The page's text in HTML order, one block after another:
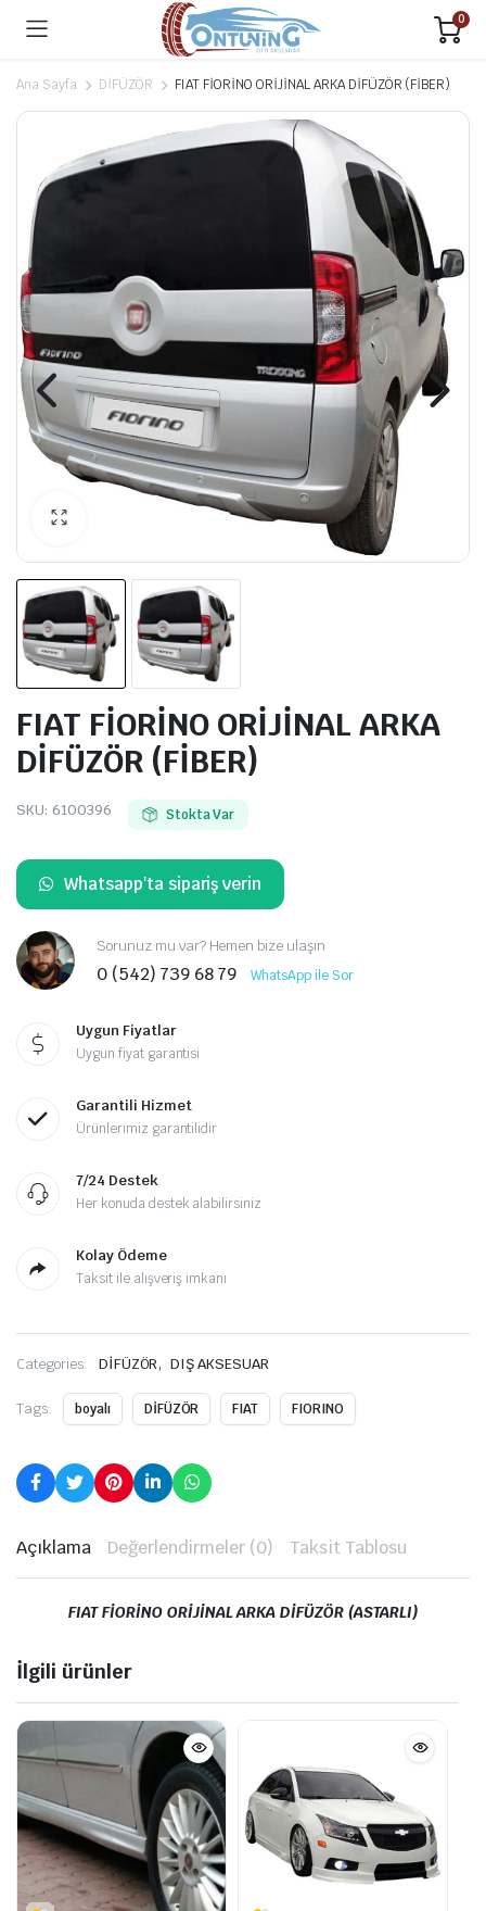
0
Ana Sayfa DİFÜZÖR FIAT FİORİNO ORİJİNAL ARKA DİFÜZÖR (FİBER)
FIAT FİORİNO ORİJİNAL ARKA
DİFÜZÖR (FİBER)
SKU: 6100396 Stokta Var
Whatsapp'ta sipariş verin
Sorunuz mu var? Hemen bize ulaşın
0 (542) 739 68 79 WhatsApp ile Sor
Uygun Fiyatlar
Uygun fiyat garantisi
Garantili Hizmet
Ürünlerimiz garantilidir
7/24 Destek
Her konuda destek alabilirsiniz
Kolay Ödeme
Taksit ile alışveriş imkanı
Categories: DİFÜZÖR, DIŞ AKSESUAR
Tags: boyalı DİFÜZÖR FIAT FIORINO
Açıklama Değerlendirmeler (0) Taksit Tablosu
FIAT FİORİNO ORİJİNAL ARKA DİFÜZÖR (ASTARLI)
İlgili ürünler